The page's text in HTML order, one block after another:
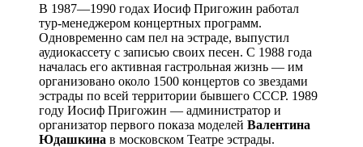
В 1987—1990 годах Иосиф Пригожин работал
тур-менеджером концертных программ.
Одновременно сам пел на эстраде, выпустил
аудиокассету с записью своих песен. С 1988 года
началась его активная гастрольная жизнь — им
организовано около 1500 концертов со звездами
эстрады по всей территории бывшего СССР. 1989
году Иосиф Пригожин — администратор и
организатор первого показа моделей Валентина
Юдашкина в московском Театре эстрады.